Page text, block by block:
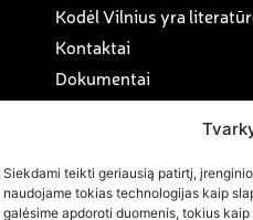
Siekdami teikti geriausią patirtį,
naudojame tokias technologijas kaip
galėsime apdoroti duomenis, tokius
Kodėl Vilnius yra
Kontaktai
Dokumentai
Savanorystė ir karjera
Naujienos
Naujienlaiškio